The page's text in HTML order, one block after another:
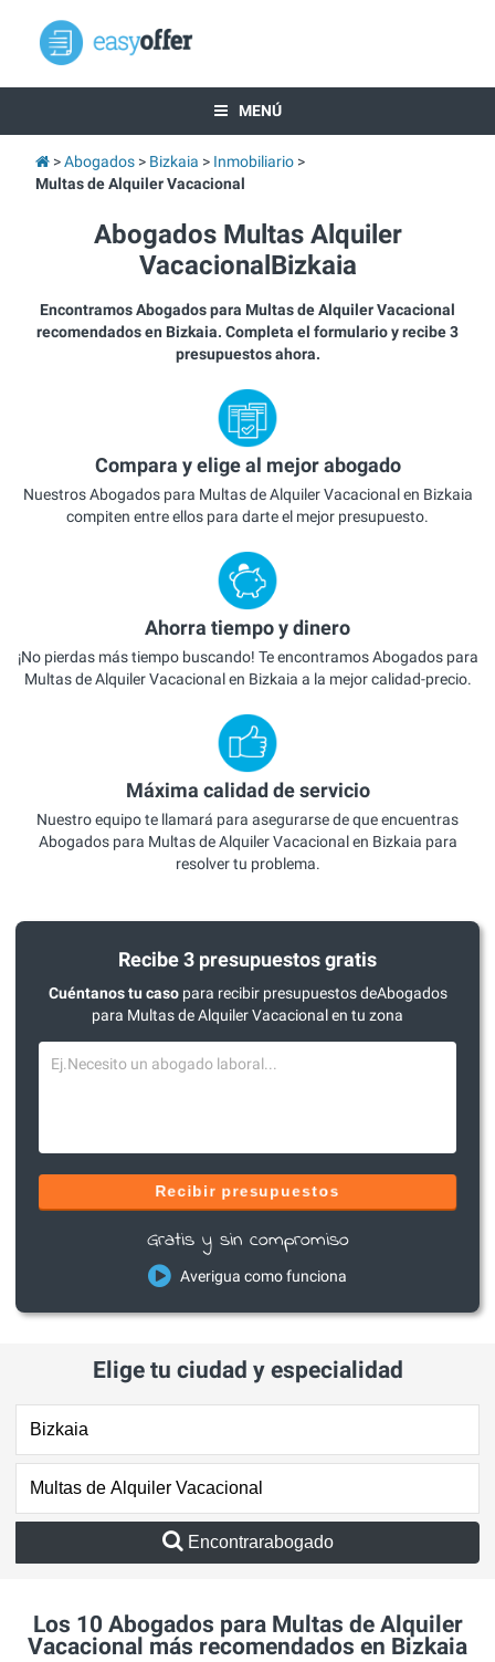
MENÚ
Abogados Bizkaia
Inmobiliario
Multas de Alquiler Vacacional
Abogados Multas Alquiler
VacacionalBizkaia
Encontramos Abogados para Multas de Alquiler Vacacional
recomendados en Bizkaia. Completa el formulario y recibe 3
presupuestos ahora.
Compara y elige al mejor abogado
Nuestros Abogados para Multas de Alquiler Vacacional en Bizkaia
compiten entre ellos para darte el mejor presupuesto.
Ahorra tiempo y dinero
¡No pierdas más tiempo buscando! Te encontramos Abogados para
Multas de Alquiler Vacacional en Bizkaia a la mejor calidad-precio.
Máxima calidad de servicio
Nuestro equipo te llamará para asegurarse de que encuentras
Abogados para Multas de Alquiler Vacacional en Bizkaia para
resolver tu problema.
Recibe 3 presupuestos gratis
Cuéntanos tu casopara recibir presupuestos deAbogados
para Multas de Alquiler Vacacional en tu zona
Recibir presupuestos
Gratis y sin compromiso
Averigua como funciona
Elige tu ciudad y especialidad
Encontrarabogado
Los 10 Abogados para Multas de Alquiler
Vacacional más recomendados en Bizkaia